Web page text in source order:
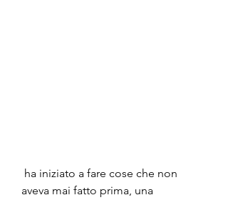
aveva mai fatto prima, una